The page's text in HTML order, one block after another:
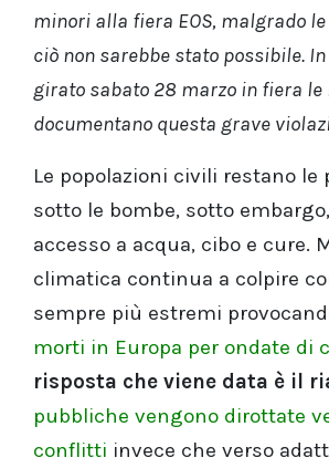
minori alla fiera EOS, malgrado
ciò non sarebbe stato possibile. In
girato sabato 28 marzo in fiera
documentano questa grave
Le popolazioni civili restano le
sotto le bombe, sotto
accesso a acqua, cibo e cure.
climatica continua a colpire
sempre più estremi
morti in Europa per ondate di
risposta che viene data è il
pubbliche vengono dirottate
conflitti invece che verso